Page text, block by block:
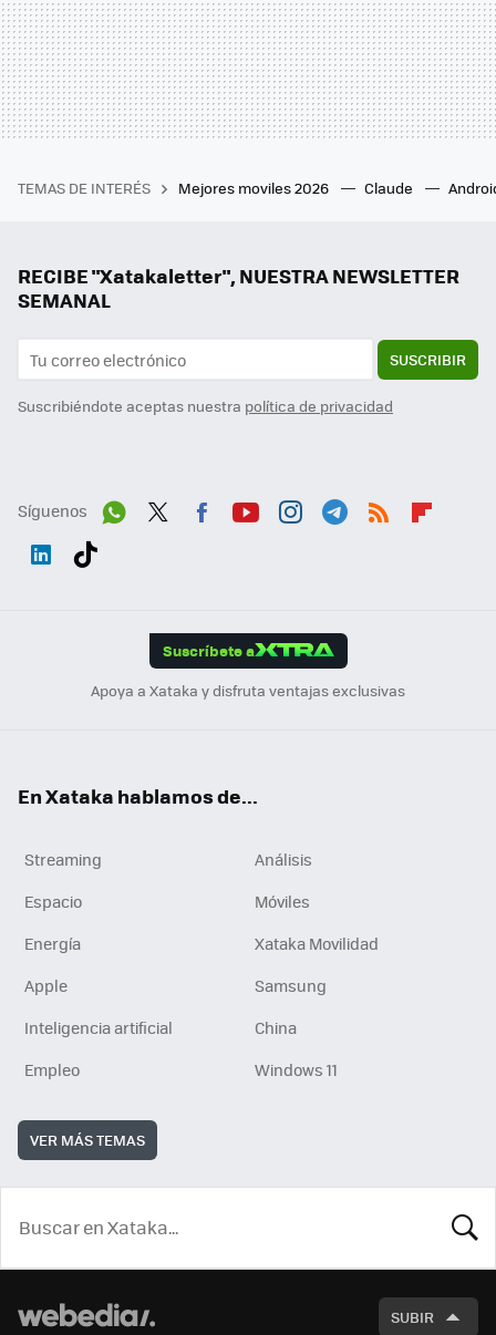
TEMAS DE INTERÉS Mejores moviles 2026 Claude
RECIBE "Xatakaletter", NUESTRA NEWSLETTER
SEMANAL
SUSCRIBIR
Suscribiéndote aceptas nuestra política de privacidad
Síguenos
Suscríbete a
Apoya a Xataka y disfruta ventajas exclusivas
En Xataka hablamos de...
Streaming
Análisis
Espacio
Móviles
Energía
Xataka Movilidad
Apple
Samsung
Inteligencia artificial
China
Empleo
Windows 11
VER MÁS TEMAS
SUBIR